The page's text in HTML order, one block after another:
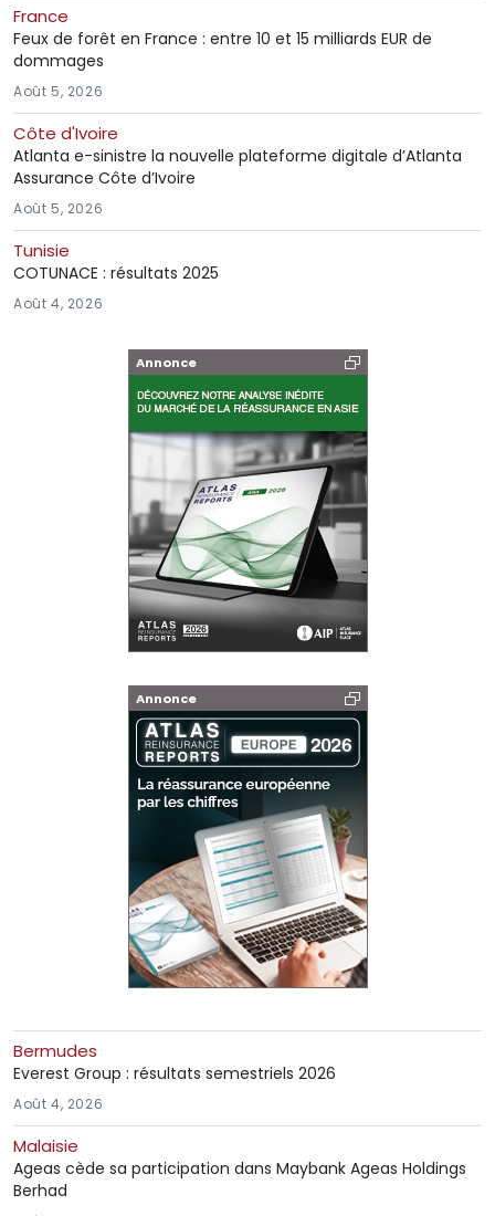
France
Feux de forêt en France : entre 10 et 15 milliards EUR de
dommages
Août 5, 2026
Côte d'Ivoire
Atlanta e-sinistre la nouvelle plateforme digitale d’Atlanta
Assurance Côte d’Ivoire
Août 5, 2026
Tunisie
COTUNACE : résultats 2025
Août 4, 2026
Annonce
Annonce
Bermudes
Everest Group : résultats semestriels 2026
Août 4, 2026
Malaisie
Ageas cède sa participation dans Maybank Ageas Holdings
Berhad